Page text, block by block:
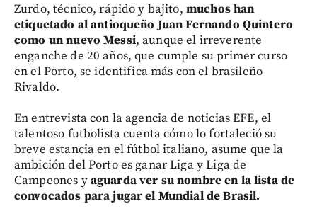
Zurdo, técnico, rápido y bajito, muchos han
etiquetado al antioqueño Juan Fernando Quintero
como un nuevo Messi, aunque el irreverente
enganche de 20 años, que cumple su primer curso
en el Porto, se identifica más con el brasileño
Rivaldo.
En entrevista con la agencia de noticias EFE, el
talentoso futbolista cuenta cómo lo fortaleció su
breve estancia en el fútbol italiano, asume que la
ambición del Porto es ganar Liga y Liga de
Campeones yaguarda ver su nombre en la lista de
convocados para jugar el Mundial de Brasil.